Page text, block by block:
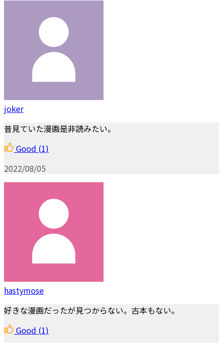
joker
昔見ていた漫画是非読みたい。
Good (1)
2022/08/05
hastymose
好きな漫画だったが見つからない。古本もない。
Good (1)